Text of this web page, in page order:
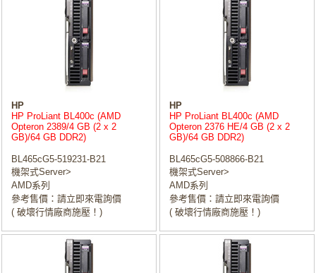
HP
HP ProLiant BL400c (AMD
Opteron 2389/4 GB (2 x 2
GB)/64 GB DDR2)
BL465cG5-519231-B21
機架式Server>
AMD系列
參考售價：請立即來電詢價
( 破壞行情廠商施壓！)
HP
HP ProLiant BL400c (AMD
Opteron 2376 HE/4 GB (2 x 2
GB)/64 GB DDR2)
BL465cG5-508866-B21
機架式Server>
AMD系列
參考售價：請立即來電詢價
( 破壞行情廠商施壓！)